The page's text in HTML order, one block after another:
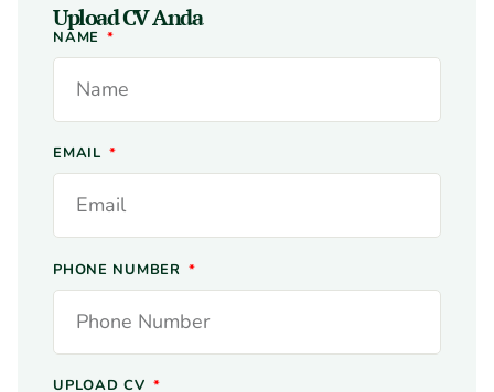
Upload CV Anda
NAME
EMAIL
PHONE NUMBER
UPLOAD CV